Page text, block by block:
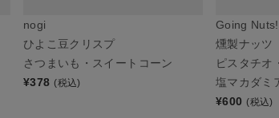
nogi
ひよこ豆クリスプ
さつまいも・スイートコーン
¥378 (税込)
Going Nuts!
燻製ナッツ
ピスタチオ
塩マカダミ
¥600 (税込)